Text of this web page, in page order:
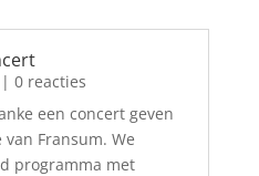
| 0 reacties
een concert geven
Fransum. We
programma met